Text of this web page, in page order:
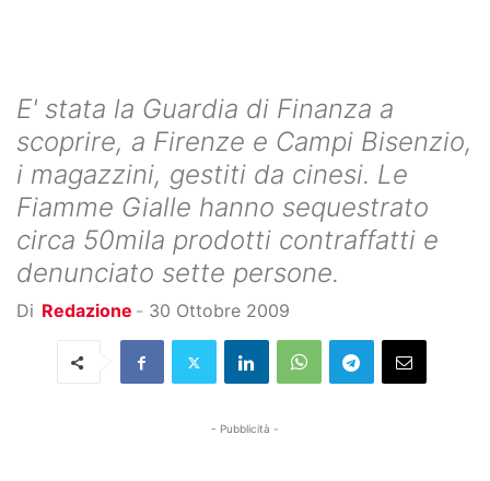
E' stata la Guardia di Finanza a
scoprire, a Firenze e Campi Bisenzio,
i magazzini, gestiti da cinesi. Le
Fiamme Gialle hanno sequestrato
circa 50mila prodotti contraffatti e
denunciato sette persone.
Di Redazione - 30 Ottobre 2009
- Pubblicità -